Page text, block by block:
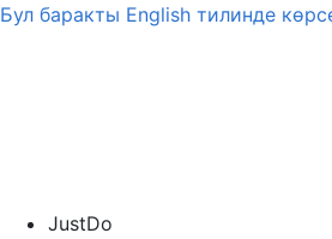
Бул баракты English тилинде
JustDo